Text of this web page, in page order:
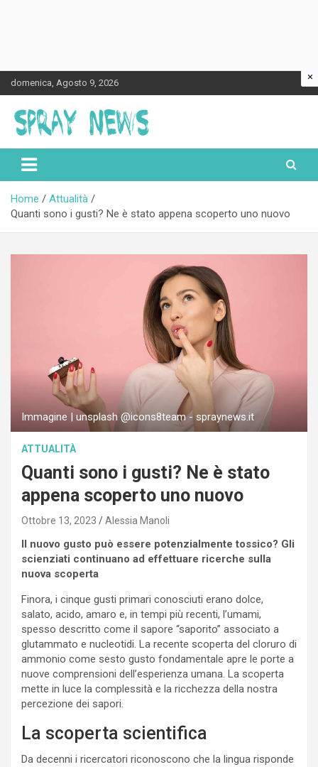
Skip
to
content
domenica, Agosto 9, 2026
Spraynews.it
Home
Attualità
Quanti sono i gusti? Ne è stato appena scoperto uno nuovo
Immagine | unsplash @icons8team - spraynews.it
ATTUALITÀ
Quanti sono i gusti? Ne è stato
appena scoperto uno nuovo
Ottobre 13, 2023 Alessia Manoli
Il nuovo gusto può essere potenzialmente tossico? Gli
scienziati continuano ad effettuare ricerche sulla
nuova scoperta
Finora, i cinque gusti primari conosciuti erano dolce,
salato, acido, amaro e, in tempi più recenti, l’umami,
spesso descritto come il sapore “saporito” associato a
glutammato e nucleotidi. La recente scoperta del cloruro di
ammonio come sesto gusto fondamentale apre le porte a
nuove comprensioni dell’esperienza umana. La scoperta
mette in luce la complessità e la ricchezza della nostra
percezione dei sapori.
La scoperta scientifica
Da decenni i ricercatori riconoscono che la lingua risponde
×